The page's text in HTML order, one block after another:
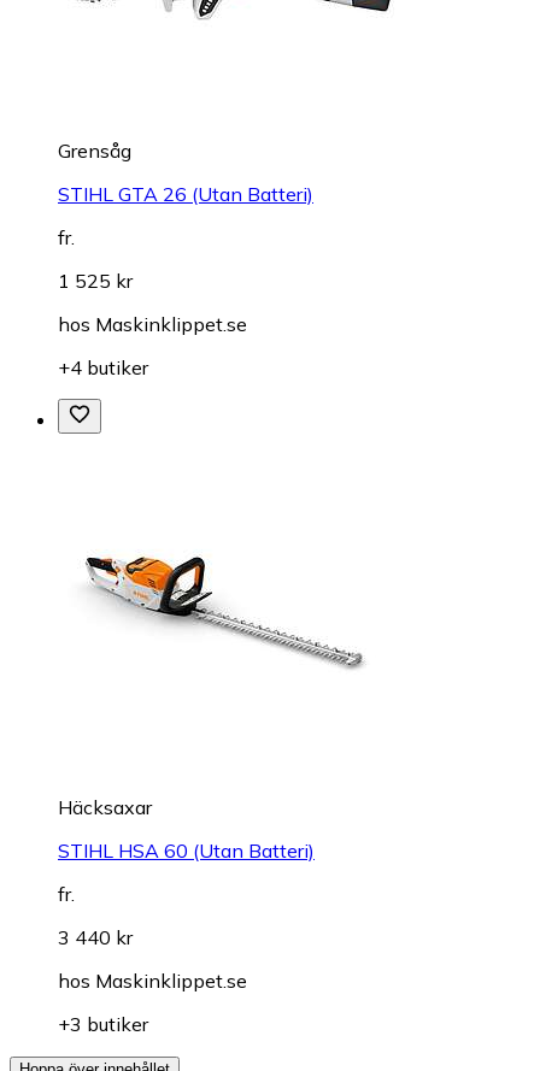
Grensåg
STIHL GTA 26 (Utan Batteri)
fr.
1 525 kr
hos Maskinklippet.se
+4 butiker
Häcksaxar
STIHL HSA 60 (Utan Batteri)
fr.
3 440 kr
hos Maskinklippet.se
+3 butiker